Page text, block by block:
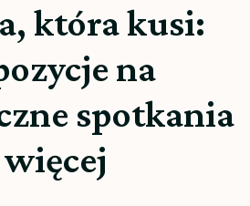
która kusi:
na
spotkania